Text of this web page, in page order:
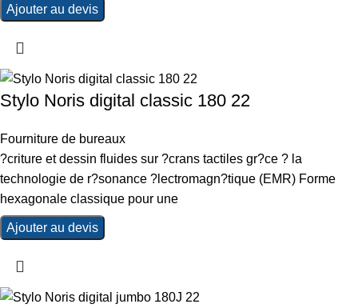
Ajouter au devis
Stylo Noris digital classic 180 22
Fourniture de bureaux
?criture et dessin fluides sur ?crans tactiles gr?ce ? la
technologie de r?sonance ?lectromagn?tique (EMR) Forme
hexagonale classique pour une
Ajouter au devis